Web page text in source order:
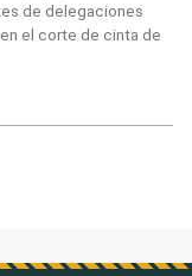
de delegaciones
el corte de cinta de